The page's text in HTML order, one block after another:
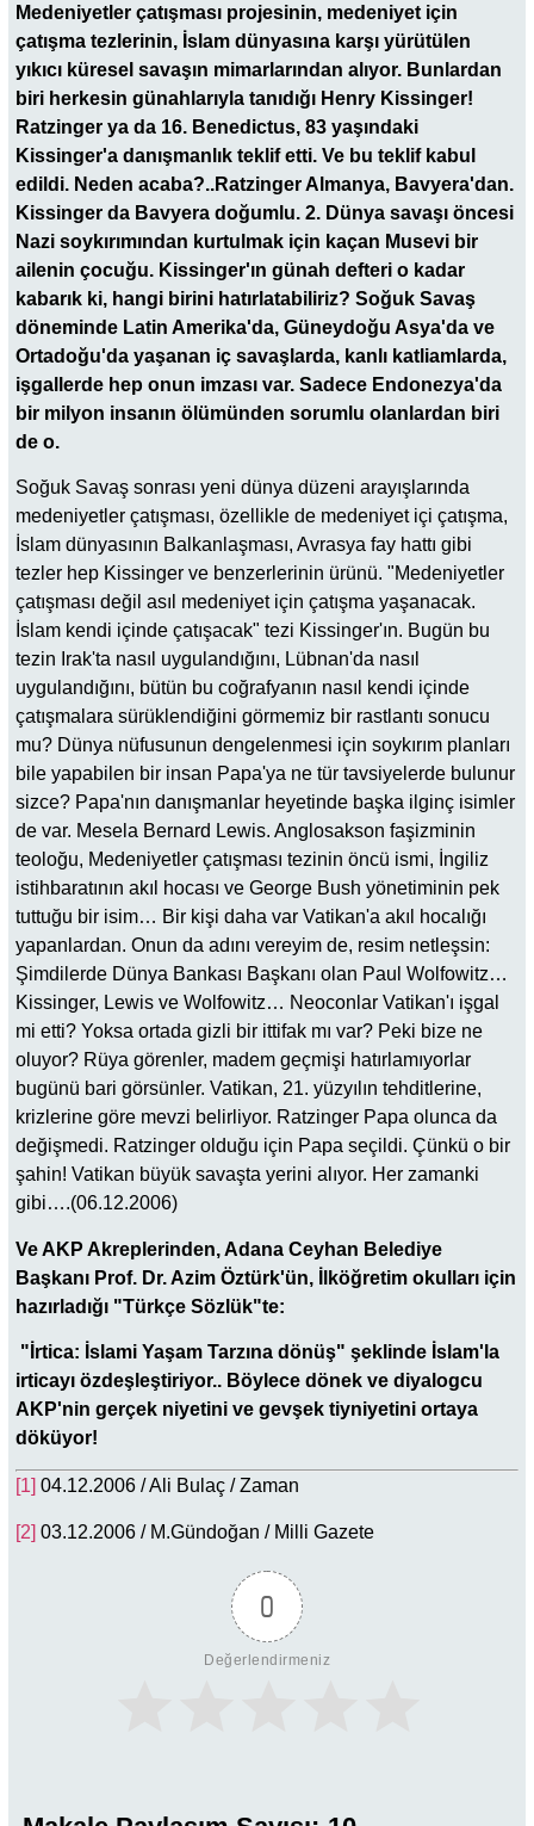
Medeniyetler çatışması projesinin, medeniyet için
çatışma tezlerinin, İslam dünyasına karşı yürütülen
yıkıcı küresel savaşın mimarlarından alıyor. Bunlardan
biri herkesin günahlarıyla tanıdığı Henry Kissinger!
Ratzinger ya da 16. Benedictus, 83 yaşındaki
Kissinger'a danışmanlık teklif etti. Ve bu teklif kabul
edildi. Neden acaba?..Ratzinger Almanya, Bavyera'dan.
Kissinger da Bavyera doğumlu. 2. Dünya savaşı öncesi
Nazi soykırımından kurtulmak için kaçan Musevi bir
ailenin çocuğu. Kissinger'ın günah defteri o kadar
kabarık ki, hangi birini hatırlatabiliriz? Soğuk Savaş
döneminde Latin Amerika'da, Güneydoğu Asya'da ve
Ortadoğu'da yaşanan iç savaşlarda, kanlı katliamlarda,
işgallerde hep onun imzası var. Sadece Endonezya'da
bir milyon insanın ölümünden sorumlu olanlardan biri
de o.
Soğuk Savaş sonrası yeni dünya düzeni arayışlarında
medeniyetler çatışması, özellikle de medeniyet içi çatışma,
İslam dünyasının Balkanlaşması, Avrasya fay hattı gibi
tezler hep Kissinger ve benzerlerinin ürünü. "Medeniyetler
çatışması değil asıl medeniyet için çatışma yaşanacak.
İslam kendi içinde çatışacak" tezi Kissinger'ın. Bugün bu
tezin Irak'ta nasıl uygulandığını, Lübnan'da nasıl
uygulandığını, bütün bu coğrafyanın nasıl kendi içinde
çatışmalara sürüklendiğini görmemiz bir rastlantı sonucu
mu? Dünya nüfusunun dengelenmesi için soykırım planları
bile yapabilen bir insan Papa'ya ne tür tavsiyelerde bulunur
sizce? Papa'nın danışmanlar heyetinde başka ilginç isimler
de var. Mesela Bernard Lewis. Anglosakson faşizminin
teoloğu, Medeniyetler çatışması tezinin öncü ismi, İngiliz
istihbaratının akıl hocası ve George Bush yönetiminin pek
tuttuğu bir isim… Bir kişi daha var Vatikan'a akıl hocalığı
yapanlardan. Onun da adını vereyim de, resim netleşsin:
Şimdilerde Dünya Bankası Başkanı olan Paul Wolfowitz…
Kissinger, Lewis ve Wolfowitz… Neoconlar Vatikan'ı işgal
mi etti? Yoksa ortada gizli bir ittifak mı var? Peki bize ne
oluyor? Rüya görenler, madem geçmişi hatırlamıyorlar
bugünü bari görsünler. Vatikan, 21. yüzyılın tehditlerine,
krizlerine göre mevzi belirliyor. Ratzinger Papa olunca da
değişmedi. Ratzinger olduğu için Papa seçildi. Çünkü o bir
şahin! Vatikan büyük savaşta yerini alıyor. Her zamanki
gibi….(06.12.2006)
Ve AKP Akreplerinden, Adana Ceyhan Belediye
Başkanı Prof. Dr. Azim Öztürk'ün, İlköğretim okulları için
hazırladığı "Türkçe Sözlük"te:
"İrtica: İslami Yaşam Tarzına dönüş" şeklinde İslam'la
irticayı özdeşleştiriyor.. Böylece dönek ve diyalogcu
AKP'nin gerçek niyetini ve gevşek tiyniyetini ortaya
döküyor!
[1] 04.12.2006 / Ali Bulaç / Zaman
[2] 03.12.2006 / M.Gündoğan / Milli Gazete
0
Değerlendirmeniz